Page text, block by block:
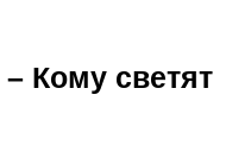
Кому светят